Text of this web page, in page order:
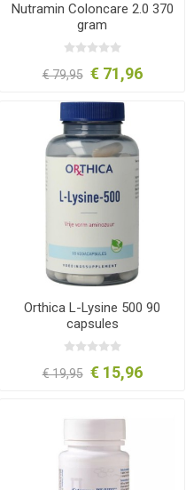
Nutramin Coloncare 2.0 370
gram
€ 79,95 € 71,96
Orthica L-Lysine 500 90
capsules
€ 19,95 € 15,96